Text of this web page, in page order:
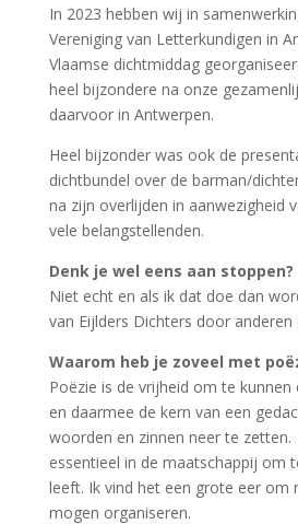
In 2023 hebben wij in
Vereniging van Letterkundigen in
Vlaamse dichtmiddag
heel bijzondere na onze
daarvoor in Antwerpen.
Heel bijzonder was ook de
dichtbundel over de barman/
na zijn overlijden in aanwezigheid
vele belangstellenden.
Denk je wel eens aan stoppen?
Niet echt en als ik dat doe dan
van Eijlders Dichters door
Waarom heb je zoveel met
Poëzie is de vrijheid om te kunnen
en daarmee de kern van een
woorden en zinnen neer te
essentieel in de maatschappij om
leeft. Ik vind het een grote eer om
mogen organiseren.